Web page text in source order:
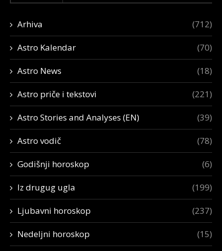
Arhiva (712)
Astro Kalendar (70)
Astro News (18)
Astro priče i tekstovi (221)
Astro Stories and Analyses (EN) (39)
Astro vodič (78)
Godišnji horoskop (6)
Iz drugug ugla (199)
Ljubavni horoskop (237)
Nedeljni horoskop (15)